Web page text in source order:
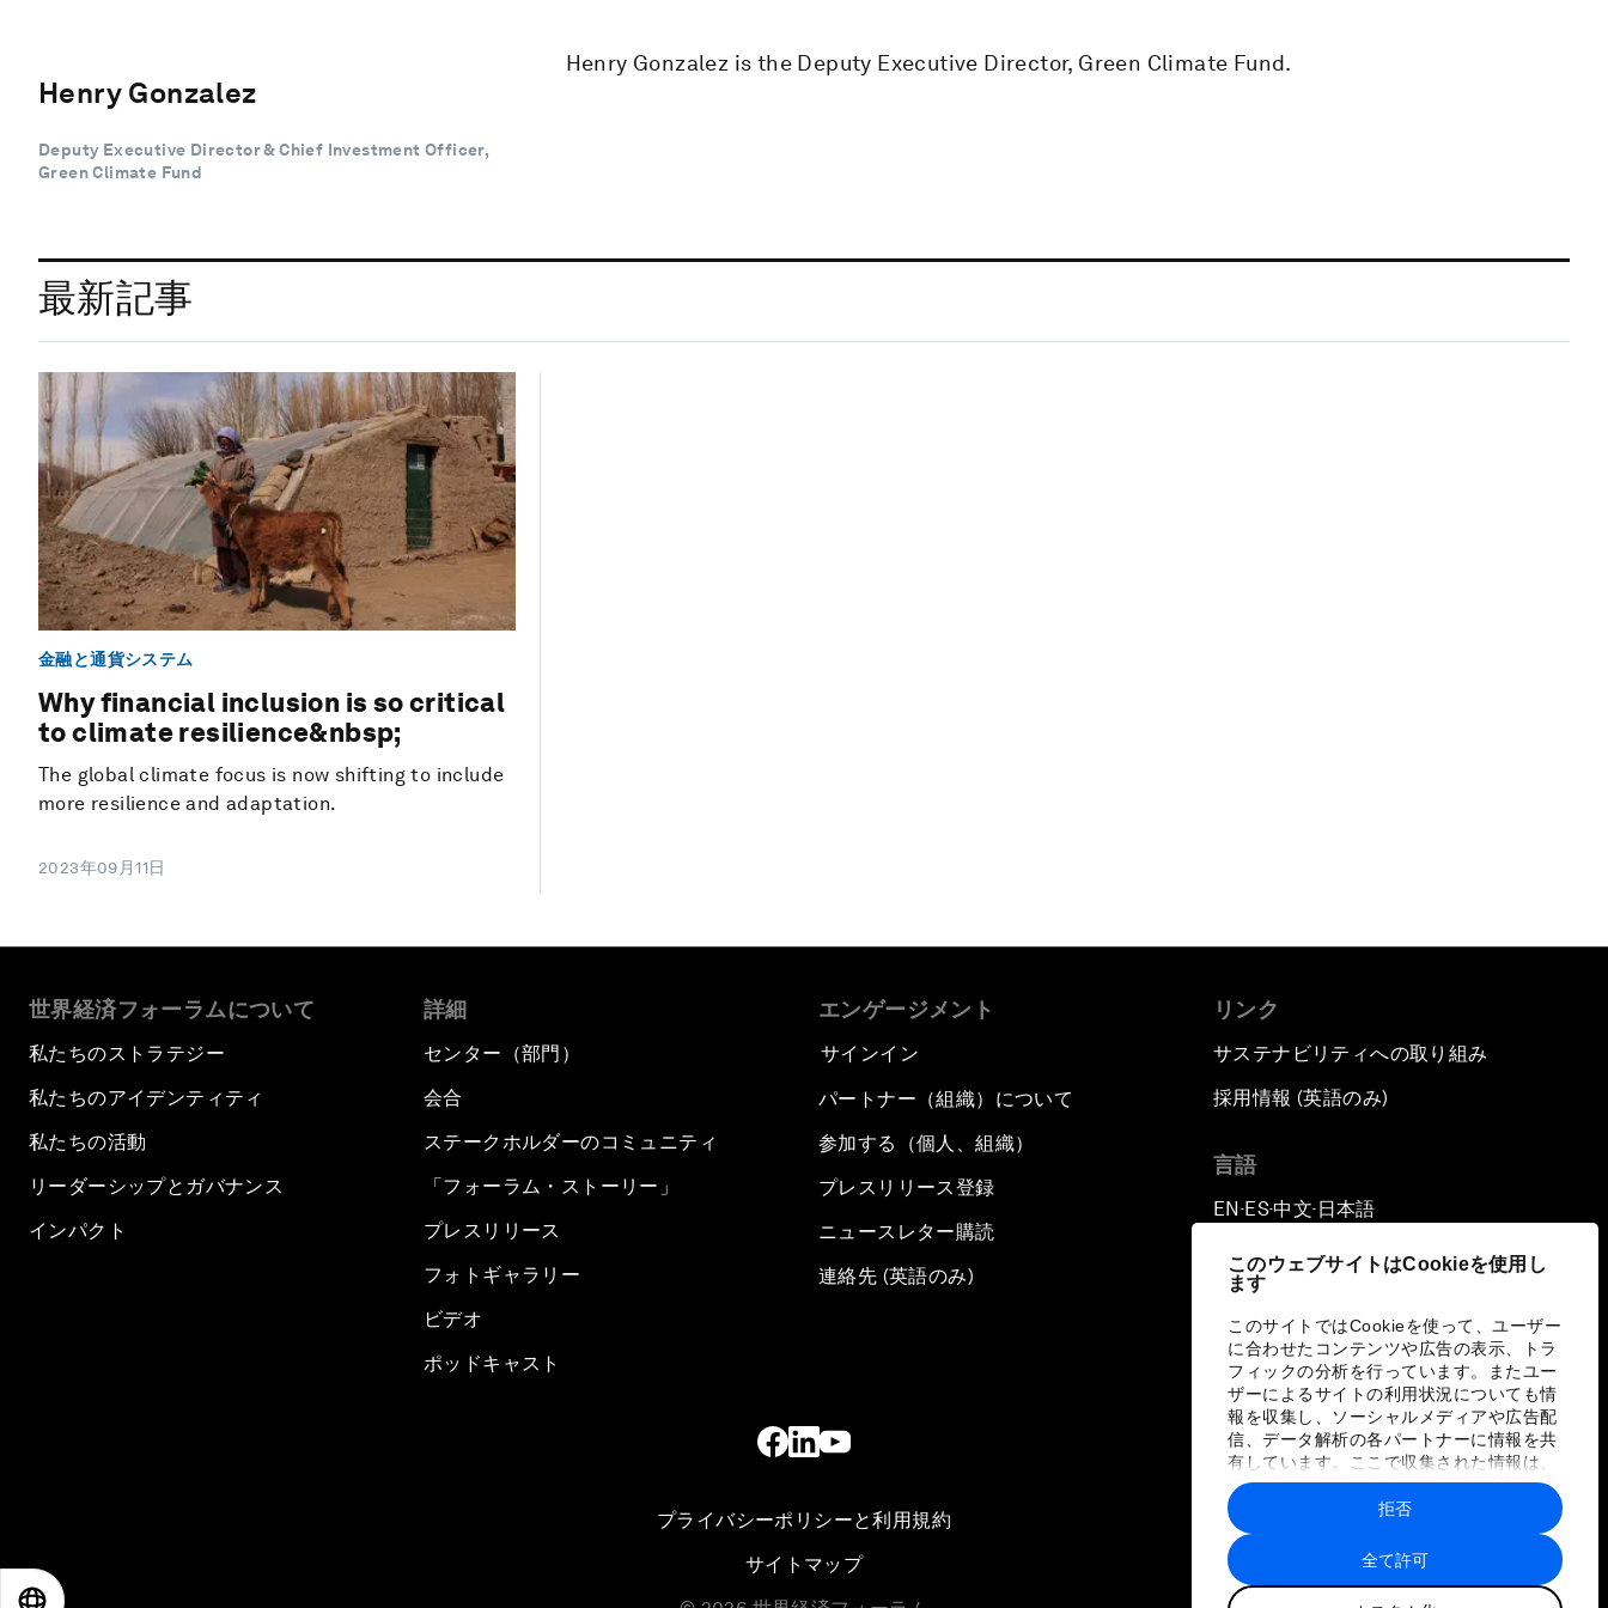
このウェブサイトはCookieを使用し
ます
このサイトではCookieを使って、ユーザー
に合わせたコンテンツや広告の表示、トラ
フィックの分析を行っています。またユー
ザーによるサイトの利用状況についても情
報を収集し、ソーシャルメディアや広告配
信、データ解析の各パートナーに情報を共
有しています。ここで収集された情報は、
ユーザーが各パートナーに提供した他の情
報や各パートナーのサービスを使用した際
に収集された情報と組み合わされ、各パー
トナーによって使用されることがありま
す。
全て許可
拒否
Henry Gonzalez
Deputy Executive Director & Chief Investment Officer,
Green Climate Fund
Henry Gonzalez is the Deputy Executive Director, Green Climate Fund.
最新記事
金融と通貨システム
Why financial inclusion is so critical
to climate resilience&nbsp;
The global climate focus is now shifting to include
more resilience and adaptation.
2023年09月11日
世界経済フォーラムについて
私たちのストラテジー
私たちのアイデンティティ
私たちの活動
リーダーシップとガバナンス
インパクト
詳細
センター（部門）
会合
ステークホルダーのコミュニティ
「フォーラム・ストーリー」
プレスリリース
フォトギャラリー
ビデオ
ポッドキャスト
エンゲージメント
サインイン
パートナー（組織）について
参加する（個人、組織）
プレスリリース登録
ニュースレター購読
連絡先 (英語のみ)
リンク
サステナビリティへの取り組み
採用情報 (英語のみ)
言語
EN ▪ ES▪中文▪ 日本語
プライバシーポリシーと利用規約
サイトマップ